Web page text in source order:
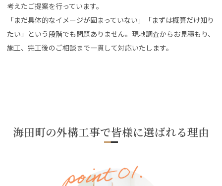
考えたご提案を行っています。
「まだ具体的なイメージが固まっていない」「まずは概算だけ知り
たい」という段階でも問題ありません。現地調査からお見積もり、
施工、完工後のご相談まで一貫して対応いたします。
海田町の外構工事で皆様に選ばれる理由